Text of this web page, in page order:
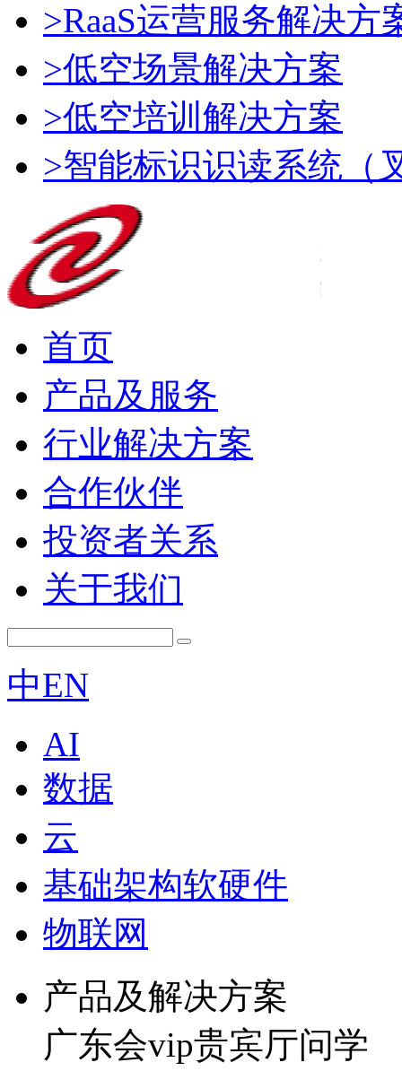
>RaaS运营服务解决方
>低空场景解决方案
>低空培训解决方案
>智能标识识读系统（
首页
产品及服务
行业解决方案
合作伙伴
投资者关系
关于我们
中EN
AI
数据
云
基础架构软硬件
物联网
产品及解决方案
广东会vip贵宾厅问学